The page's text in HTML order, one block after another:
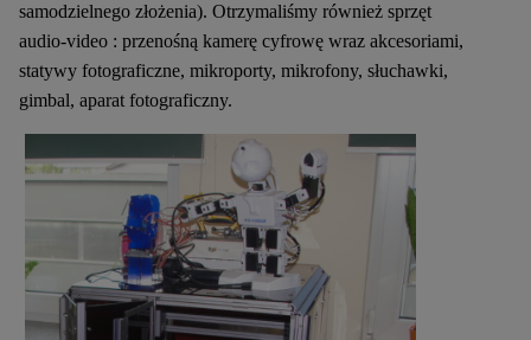
samodzielnego złożenia). Otrzymaliśmy również sprzęt
audio-video : przenośną kamerę cyfrowę wraz akcesoriami,
statywy fotograficzne, mikroporty, mikrofony, słuchawki,
gimbal, aparat fotograficzny.